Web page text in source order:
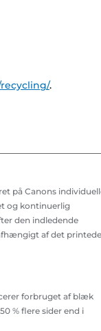
.
på Canons
og kontinuerlig
den indledende
af det printede
forbruget af blæk
% flere sider end i